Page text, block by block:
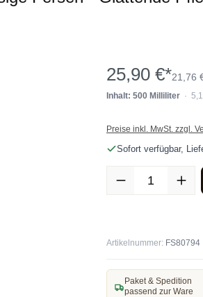
25,90 €*21,76
Inhalt: 500 Milliliter ·
Preise inkl. MwSt. zzgl.
Sofort verfügbar,
Produkt Anzahl:
Artikelnummer: FS80794
Paket & Spedition
passend zur Ware